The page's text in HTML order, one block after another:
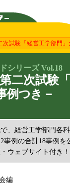
試験「経営工学部門
シリーズ Vol.18
二次試験
例つき－
、経営工学部門各
例の合計18事例を
ウェブサイト付き！
編